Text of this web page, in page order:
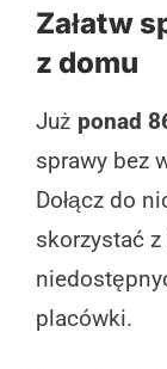
Załatw
z domu
Już ponad
sprawy bez
Dołącz do
skorzystać
placówki.